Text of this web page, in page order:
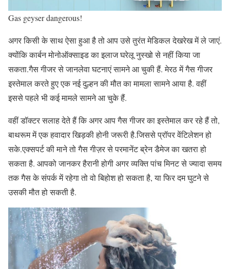
Gas geyser dangerous!
अगर किसी के साथ ऐसा हुआ है तो आप उसे तुरंत मेडिकल देखरेख में ले जाएं.
क्योंकि कार्बन मोनोऑक्साइड का इलाज घरेलू नुस्खो से नहीं किया जा
सकता.गैस गीजर से जानलेवा घटनाएं सामने आ चुकी हैं. मेरठ में गैस गीजर
इस्तेमाल करते हुए एक नई दुल्हन की मौत का मामला सामने आया है. वहीं
इससे पहले भी कई मामले सामने आ चुके हैं.
वहीं डॉक्टर सलाह देते हैं कि अगर आप गैस गीजर का इस्तेमाल कर रहे हैं तो,
बाथरूम में एक हवादार खिड़की होनी जरूरी है.जिससे प्रॉपर वेंटिलेशन हो
सके.एक्सपर्ट की माने तो गैस गीज़र से परमानेंट ब्रेन डैमेज का खतरा हो
सकता है. आपको जानकर हैरानी होगी अगर व्यक्ति पांच मिनट से ज्यादा समय
तक गैस के संपर्क में रहेगा तो वो बिहोश हो सकता है, या फिर दम घुटने से
उसकी मौत हो सकती है.